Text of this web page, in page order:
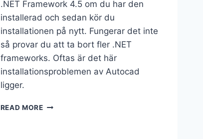
.NET Framework 4.5 om du har den
installerad och sedan kör du
installationen på nytt. Fungerar det inte
så provar du att ta bort fler .NET
frameworks. Oftas är det här
installationsproblemen av Autocad
ligger.
READ MORE